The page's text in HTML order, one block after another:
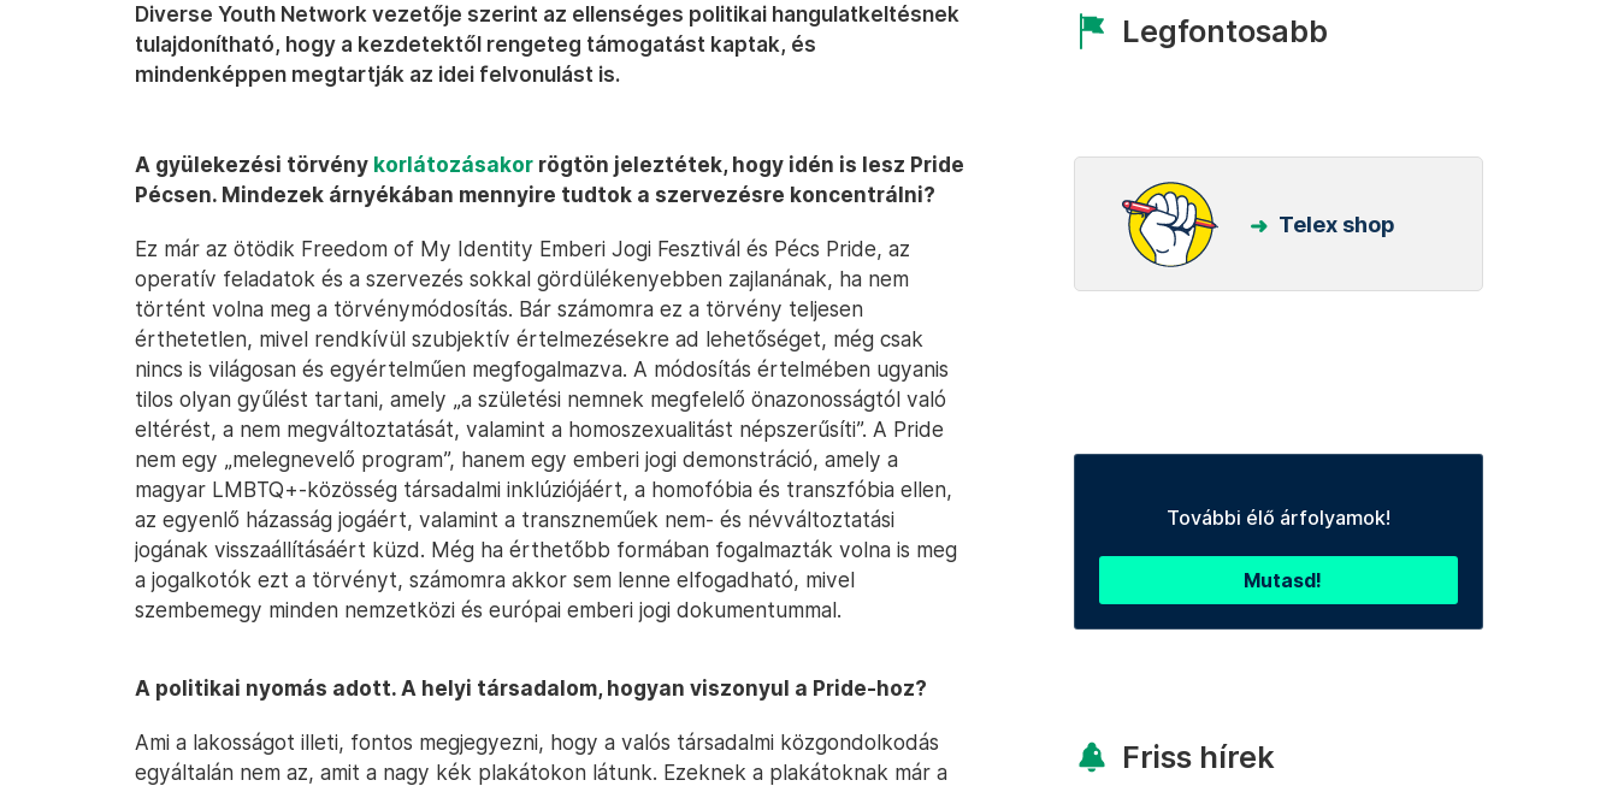
Diverse Youth Network vezetője szerint az ellenséges politikai hangulatkeltésnek
tulajdonítható, hogy a kezdetektől rengeteg támogatást kaptak, és
mindenképpen megtartják az idei felvonulást is.
A gyülekezési törvény korlátozásakor rögtön jeleztétek, hogy idén is lesz Pride
Pécsen. Mindezek árnyékában mennyire tudtok a szervezésre koncentrálni?
Ez már az ötödik Freedom of My Identity Emberi Jogi Fesztivál és Pécs Pride, az
operatív feladatok és a szervezés sokkal gördülékenyebben zajlanának, ha nem
történt volna meg a törvénymódosítás. Bár számomra ez a törvény teljesen
érthetetlen, mivel rendkívül szubjektív értelmezésekre ad lehetőséget, még csak
nincs is világosan és egyértelműen megfogalmazva. A módosítás értelmében ugyanis
tilos olyan gyűlést tartani, amely „a születési nemnek megfelelő önazonosságtól való
eltérést, a nem megváltoztatását, valamint a homoszexualitást népszerűsíti”. A Pride
nem egy „melegnevelő program”, hanem egy emberi jogi demonstráció, amely a
magyar LMBTQ+-közösség társadalmi inklúziójáért, a homofóbia és transzfóbia ellen,
az egyenlő házasság jogáért, valamint a transzneműek nem- és névváltoztatási
jogának visszaállításáért küzd. Még ha érthetőbb formában fogalmazták volna is meg
a jogalkotók ezt a törvényt, számomra akkor sem lenne elfogadható, mivel
szembemegy minden nemzetközi és európai emberi jogi dokumentummal.
A politikai nyomás adott. A helyi társadalom, hogyan viszonyul a Pride-hoz?
Ami a lakosságot illeti, fontos megjegyezni, hogy a valós társadalmi közgondolkodás
egyáltalán nem az, amit a nagy kék plakátokon látunk. Ezeknek a plakátoknak már a
Legfontosabb
Telex shop
További élő árfolyamok!
Mutasd!
Friss hírek